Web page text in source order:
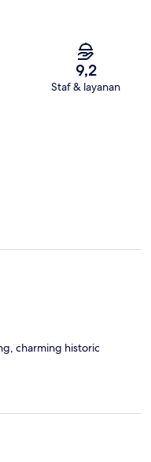
9,2
Staf & layanan
charming historic